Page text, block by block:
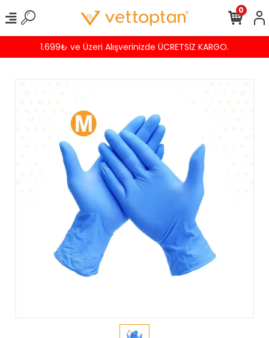
1.699₺ ve Üzeri Alışverinizde ÜCRETSİZ KARGO.
0